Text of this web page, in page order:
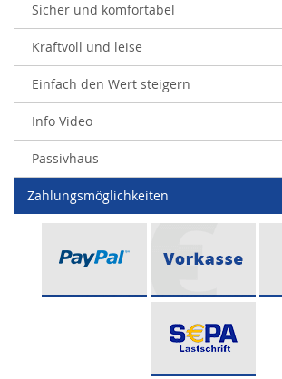
Sicher und komfortabel
Kraftvoll und leise
Einfach den Wert steigern
Info Video
Passivhaus
Zahlungsmöglichkeiten